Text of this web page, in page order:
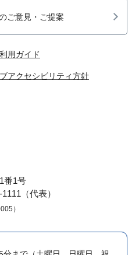
ご意見・ご提案
利用ガイド
アクセシビリティ方針
番1号
（代表）
）